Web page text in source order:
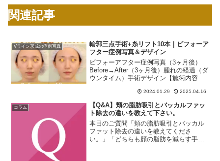
関連記事
Vライン形成の症例写真
輪郭三点手術+糸リフト10本｜ビフォーア
フター症例写真＆デザイン
ビフォーアフター症例写真（3ヶ月後）
Before→After（3ヶ月後）腫れの経過（ダ
ウンタイム）手術デザイン【施術内容】■
イの同時骨切り）■糸リフト10本輪郭三点
デザイン①頬骨：アーチインフラクチャ
ー...
2024.01.29 2025.04.16
コラム
【Q&A】頬の脂肪吸引とバッカルファッ
ト除去の違いを教えて下さい。
本日のご質問「頬の脂肪吸引とバッカル
ファット除去の違いを教えてくださ
い。」「どちらも顔の脂肪を減らす手術